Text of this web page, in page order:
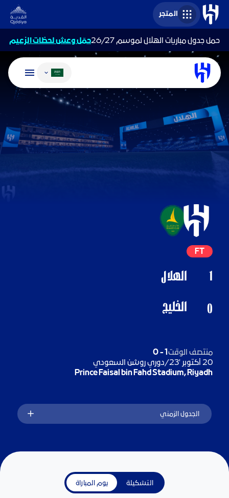
المتجر
حمل جدول مباريات الهلال لموسم 26/27 حمّل وعش لحظات الزعيم
تغيير اللغة
الهلال
الخليج
FT
1
0
منتصف الوقت1
-
0
20 أكتوبر '23
/دوري روشن السعودي
Prince Faisal bin Fahd Stadium, Riyadh
الجدول الزمني
التشكيلة يوم المباراة